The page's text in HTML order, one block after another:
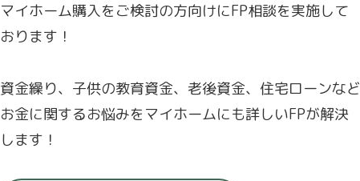
マイホーム購入をご検討の方向けにFP相談を実施して
おります！
資金繰り、子供の教育資金、老後資金、住宅ローンなど
お金に関するお悩みをマイホームにも詳しいFPが解決
します！